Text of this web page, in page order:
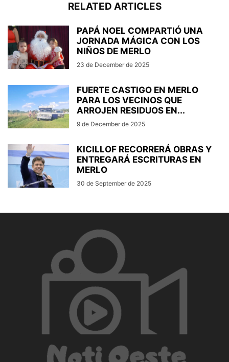
RELATED ARTICLES
PAPÁ NOEL COMPARTIÓ UNA
JORNADA MÁGICA CON LOS
NIÑOS DE MERLO
23 de December de 2025
FUERTE CASTIGO EN MERLO
PARA LOS VECINOS QUE
ARROJEN RESIDUOS EN...
9 de December de 2025
KICILLOF RECORRERÁ OBRAS Y
ENTREGARÁ ESCRITURAS EN
MERLO
30 de September de 2025